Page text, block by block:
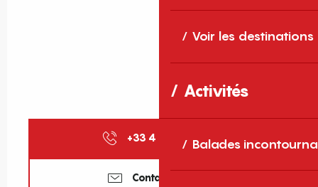
Voir les destinations
Activités
Balades
+33 4 68 86 16 ▒▒
Contactez-nous